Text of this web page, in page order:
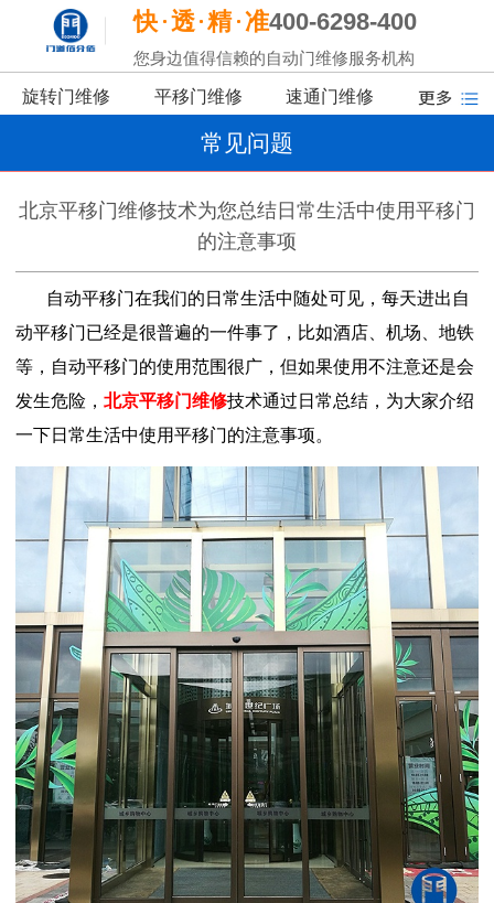
快 透 精 准400-6298-400
您身边值得信赖的自动门维修服务机构
旋转门维修 平移门维修 速通门维修
常见问题
北京平移门维修技术为您总结日常生活中使用平移门
的注意事项
自动平移门在我们的日常生活中随处可见，每天进出自
动平移门已经是很普遍的一件事了，比如酒店、机场、地铁
等，自动平移门的使用范围很广，但如果使用不注意还是会
发生危险， 北京平移门维修技术通过日常总结，为大家介绍
一下日常生活中使用平移门的注意事项。